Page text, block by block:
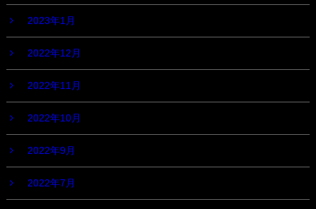
2023年1月
2022年12月
2022年11月
2022年10月
2022年9月
2022年7月